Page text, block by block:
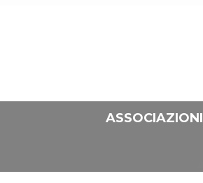
ASSOCIAZIONI